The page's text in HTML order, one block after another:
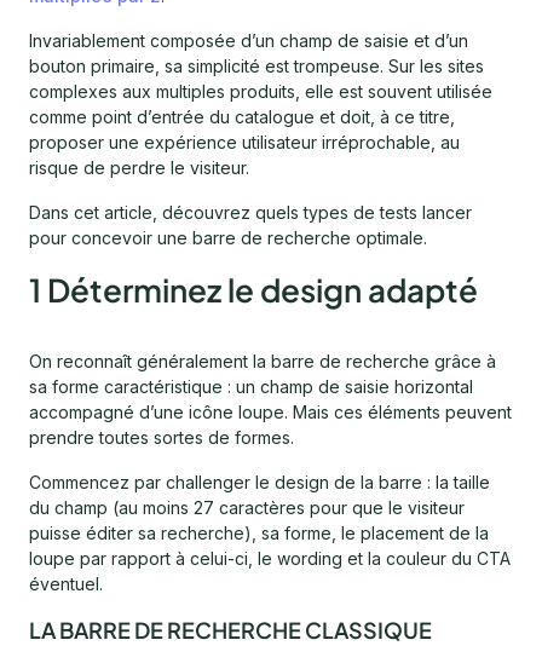
Invariablement composée d’un champ de saisie et d’un
bouton primaire, sa simplicité est trompeuse. Sur les sites
complexes aux multiples produits, elle est souvent utilisée
comme point d’entrée du catalogue et doit, à ce titre,
proposer une expérience utilisateur irréprochable, au
risque de perdre le visiteur.
Dans cet article, découvrez quels types de tests lancer
pour concevoir une barre de recherche optimale.
1 Déterminez le design adapté
On reconnaît généralement la barre de recherche grâce à
sa forme caractéristique : un champ de saisie horizontal
accompagné d’une icône loupe. Mais ces éléments peuvent
prendre toutes sortes de formes.
Commencez par challenger le design de la barre : la taille
du champ (au moins 27 caractères pour que le visiteur
puisse éditer sa recherche), sa forme, le placement de la
loupe par rapport à celui-ci, le wording et la couleur du CTA
éventuel.
LA BARRE DE RECHERCHE CLASSIQUE